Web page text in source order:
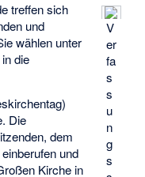
V
er
fa
s
s
u
n
g
s
treffen sich
und
wählen unter
die
Die
dem
und
Kirche in